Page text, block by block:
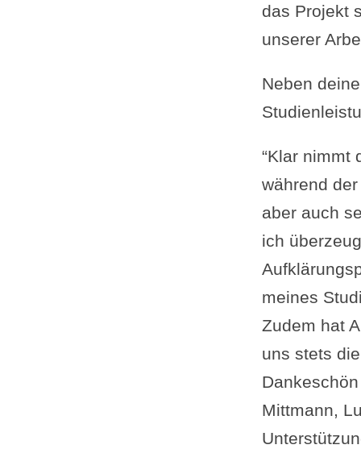
das Projekt
unserer
Neben
“Klar nimmt
während
aber auch
ich
meines
Zudem hat
uns stets
Mittmann,